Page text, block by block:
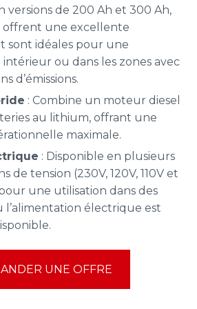
versions de 200 Ah et 300 Ah,
offrent une excellente
sont idéales pour une
ou dans les zones avec
d’émissions.
: Combine un moteur diesel
au lithium, offrant une
maximale.
: Disponible en plusieurs
de tension (230V, 120V, 110V et
une utilisation dans des
l’alimentation électrique est
UNE OFFRE